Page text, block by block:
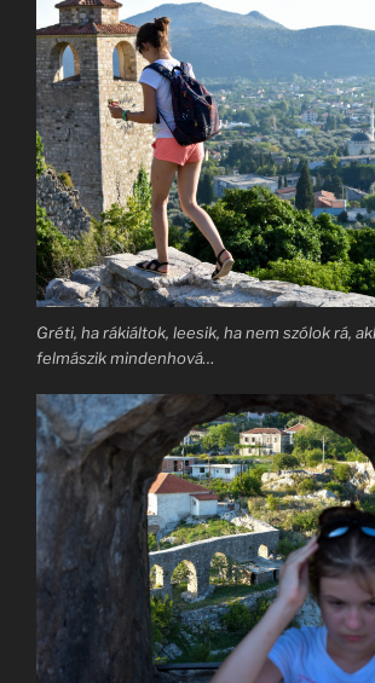
Gréti, ha rákiáltok, leesik, ha nem szólok rá,
felmászik mindenhová…